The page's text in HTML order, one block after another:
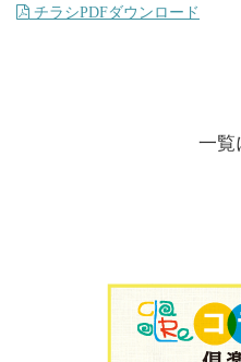
チラシPDFダウンロード
一覧